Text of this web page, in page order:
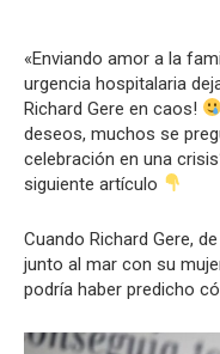
«Enviando amor a la
urgencia hospitalaria
Richard Gere en caos!
deseos, muchos se
celebración en una
siguiente artículo
Cuando Richard Gere,
junto al mar con su
podría haber predicho